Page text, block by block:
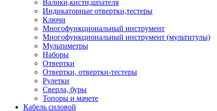
Валики,кисти,шпателя
Индикаторные отвертки,тестеры
Ключи
Многофункциональный инструмент
Многофункциональный инструмент (мультитулы)
Мультиметры
Наборы
Отвертки
Отвертки, отвертки-тестеры
Рулетки
Сверла, буры
Топоры и мачете
Кабель силовой